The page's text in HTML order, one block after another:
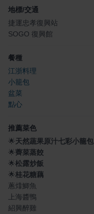
地標/交通
捷運忠孝復興站
SOGO 復興館
餐種
江浙料理
小籠包
盆菜
點心
推薦菜色
🌟天然蔬果原汁七彩小籠包
🌟薺菜蒸餃
🌟松露炒飯
🌟桂花糖藕
蔥㸆鯽魚
上海醬鴨
紹興醉雞